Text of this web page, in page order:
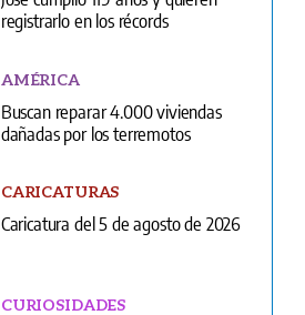
registrarlo en los récords
AMÉRICA
Buscan reparar 4.000 viviendas
dañadas por los terremotos
CARICATURAS
Caricatura del 5 de agosto de 2026
CURIOSIDADES